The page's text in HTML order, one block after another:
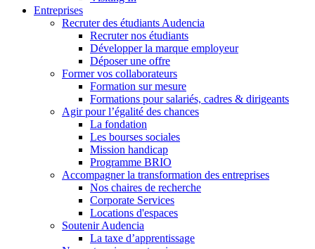
Entreprises
Recruter des étudiants Audencia
Recruter nos étudiants
Développer la marque employeur
Déposer une offre
Former vos collaborateurs
Formation sur mesure
Formations pour salariés, cadres & dirigeants
Agir pour l’égalité des chances
La fondation
Les bourses sociales
Mission handicap
Programme BRIO
Accompagner la transformation des entreprises
Nos chaires de recherche
Corporate Services
Locations d'espaces
Soutenir Audencia
La taxe d’apprentissage